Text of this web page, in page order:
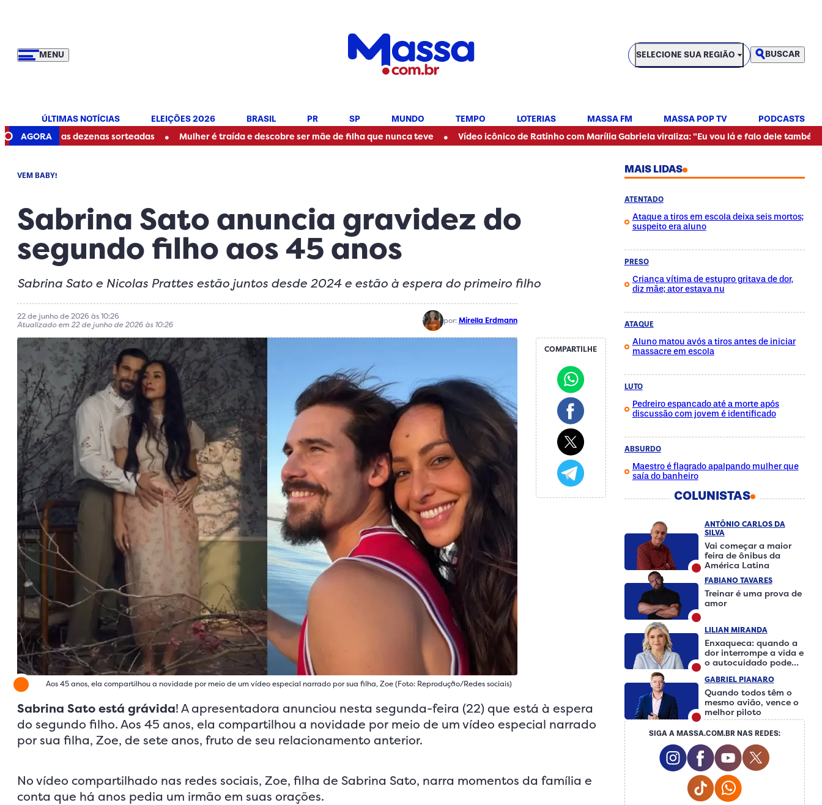
MENU
SELECIONE SUA REGIÃO
SELECIONE SUA REGIÃO BUSCAR
ÚLTIMAS NOTÍCIAS ELEIÇÕES 2026 BRASIL PR SP MUNDO TEMPO LOTERIAS MASSA FM MASSA POP TV PODCASTS
AGORA
as dezenas sorteadas • Mulher é traída e descobre ser mãe de filha que nunca teve • Vídeo icônico de Ratinho com Marília Gabriela viraliza: "Eu vou lá e falo dele também" •
VEM BABY!
Sabrina Sato anuncia gravidez do
segundo filho aos 45 anos
Sabrina Sato e Nicolas Prattes estão juntos desde 2024 e estão à espera do primeiro filho
22 de junho de 2026 às 10:26
Atualizado em 22 de junho de 2026 às 10:26
por:Mirella Erdmann
Aos 45 anos, ela compartilhou a novidade por meio de um vídeo especial narrado por sua filha, Zoe (Foto: Reprodução/Redes sociais)
COMPARTILHE
Sabrina Sato está grávida! A apresentadora anunciou nesta segunda-feira (22) que está à espera
do segundo filho. Aos 45 anos, ela compartilhou a novidade por meio de um vídeo especial narrado
por sua filha, Zoe, de sete anos, fruto de seu relacionamento anterior.
No vídeo compartilhado nas redes sociais, Zoe, filha de Sabrina Sato, narra momentos da família e
conta que há anos pedia um irmão em suas orações.
MAIS LIDAS
ATENTADO
Ataque a tiros em escola deixa seis mortos;
suspeito era aluno
PRESO
Criança vítima de estupro gritava de dor,
diz mãe; ator estava nu
ATAQUE
Aluno matou avós a tiros antes de iniciar
massacre em escola
LUTO
Pedreiro espancado até a morte após
discussão com jovem é identificado
ABSURDO
Maestro é flagrado apalpando mulher que
saía do banheiro
COLUNISTAS
ANTÔNIO CARLOS DA
SILVA
Vai começar a maior
feira de ônibus da
América Latina
FABIANO TAVARES
Treinar é uma prova de
amor
LILIAN MIRANDA
Enxaqueca: quando a
dor interrompe a vida e
o autocuidado pode
GABRIEL PIANARO
Quando todos têm o
mesmo avião, vence o
melhor piloto
SIGA A MASSA.COM.BR NAS REDES:
Instagram Social Media
Facebook Social
Youtube Social
Twitter
Tiktok Social Media
Whatsapp